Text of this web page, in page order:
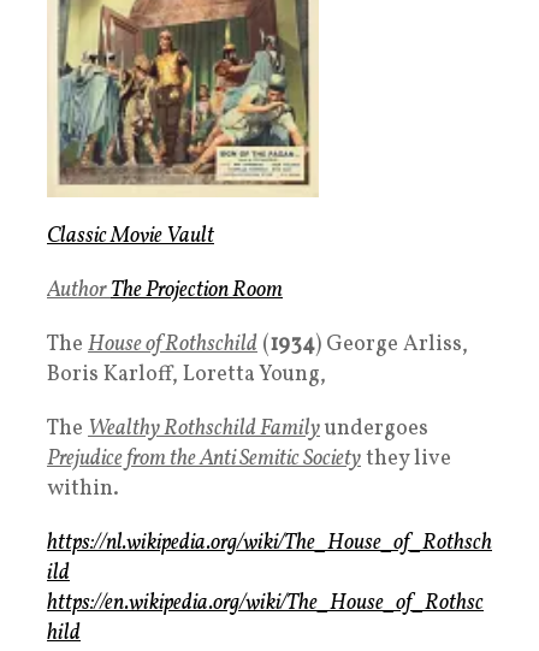
Classic Movie Vault
AuthorThe Projection Room
The House of Rothschild (1934) George Arliss,
Boris Karloff, Loretta Young,
The Wealthy Rothschild Familyundergoes
Prejudice from the Anti Semitic Societythey live
within.
https://nl.wikipedia.org/wiki/The_House_of_Rothsch
ild
https://en.wikipedia.org/wiki/The_House_of_Rothsc
hild